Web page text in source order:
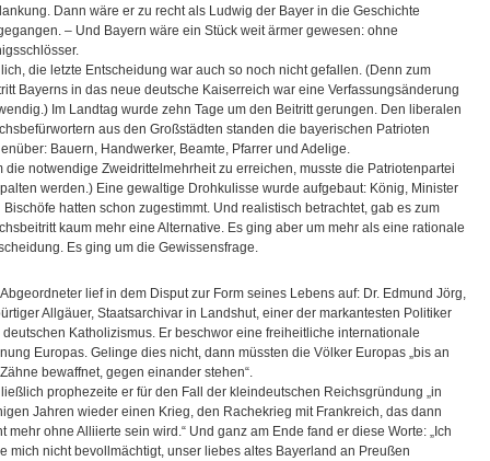
Dann wäre er zu recht als Ludwig der Bayer in die Geschichte
– Und Bayern wäre ein Stück weit ärmer gewesen: ohne
die letzte Entscheidung war auch so noch nicht gefallen. (Denn zum
Bayerns in das neue deutsche Kaiserreich war eine Verfassungsänderung
Im Landtag wurde zehn Tage um den Beitritt gerungen. Den liberalen
aus den Großstädten standen die bayerischen Patrioten
Bauern, Handwerker, Beamte, Pfarrer und Adelige.
die notwendige Zweidrittelmehrheit zu erreichen, musste die Patriotenpartei
werden.) Eine gewaltige Drohkulisse wurde aufgebaut: König, Minister
Bischöfe hatten schon zugestimmt. Und realistisch betrachtet, gab es zum
kaum mehr eine Alternative. Es ging aber um mehr als eine rationale
Es ging um die Gewissensfrage.
lief in dem Disput zur Form seines Lebens auf: Dr. Edmund Jörg,
Allgäuer, Staatsarchivar in Landshut, einer der markantesten Politiker
deutschen Katholizismus. Er beschwor eine freiheitliche internationale
Europas. Gelinge dies nicht, dann müssten die Völker Europas „bis an
bewaffnet, gegen einander stehen“.
prophezeite er für den Fall der kleindeutschen Reichsgründung „in
Jahren wieder einen Krieg, den Rachekrieg mit Frankreich, das dann
mehr ohne Alliierte sein wird.“ Und ganz am Ende fand er diese Worte: „Ich
mich nicht bevollmächtigt, unser liebes altes Bayerland an Preußen